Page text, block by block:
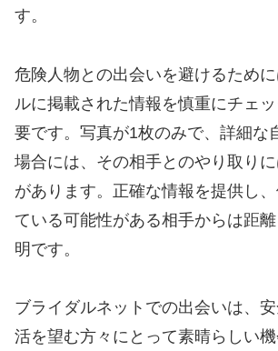
す。
危険人物との出会いを避けるため
ルに掲載された情報を慎重にチェ
要です。写真が1枚のみで、詳細な
場合には、その相手とのやり取り
があります。正確な情報を提供し
ている可能性がある相手からは距
明です。
ブライダルネットでの出会いは、
活を望む方々にとって素晴らしい